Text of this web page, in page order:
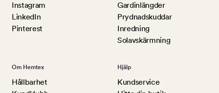
Instagram
LinkedIn
Pinterest
Gardinlängder
Prydnadskuddar
Inredning
Solavskärmning
Om Hemtex
Hållbarhet
Hjälp
Kundservice